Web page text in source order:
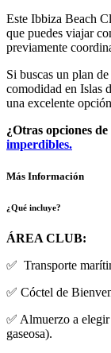
Este Ibbiza Beach
que puedes viajar
previamente
Si buscas un plan
comodidad en Islas
una excelente
¿Otras opciones
imperdibles.
Más Información
¿Qué incluye?
ÁREA CLUB:
✅ Transporte
✅ Cóctel de
✅ Almuerzo a elegir
gaseosa).